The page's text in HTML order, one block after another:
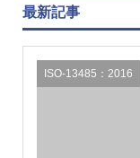
最新記事
ISO-13485：2016